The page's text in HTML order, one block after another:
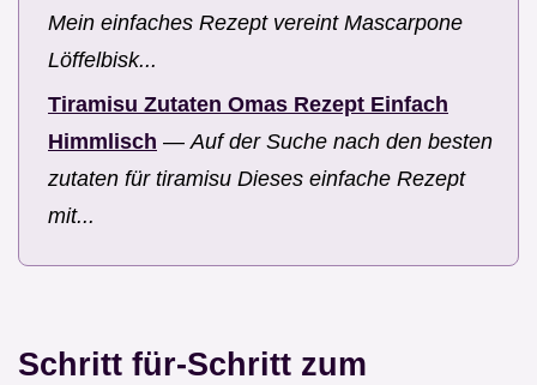
Mein einfaches Rezept vereint Mascarpone
Löffelbisk...
Tiramisu Zutaten Omas Rezept Einfach
Himmlisch — Auf der Suche nach den besten
zutaten für tiramisu Dieses einfache Rezept
mit...
Schritt für-Schritt zum